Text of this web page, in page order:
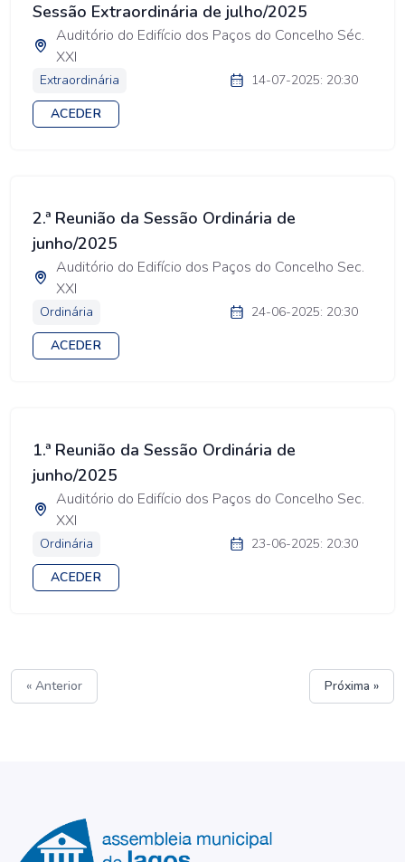
Sessão Extraordinária de julho/2025
Auditório do Edifício dos Paços do Concelho Séc.
XXI
Extraordinária
14-07-2025: 20:30
ACEDER
2.ª Reunião da Sessão Ordinária de
junho/2025
Auditório do Edifício dos Paços do Concelho Sec.
XXI
Ordinária
24-06-2025: 20:30
ACEDER
1.ª Reunião da Sessão Ordinária de
junho/2025
Auditório do Edifício dos Paços do Concelho Sec.
XXI
Ordinária
23-06-2025: 20:30
ACEDER
« Anterior Próxima »